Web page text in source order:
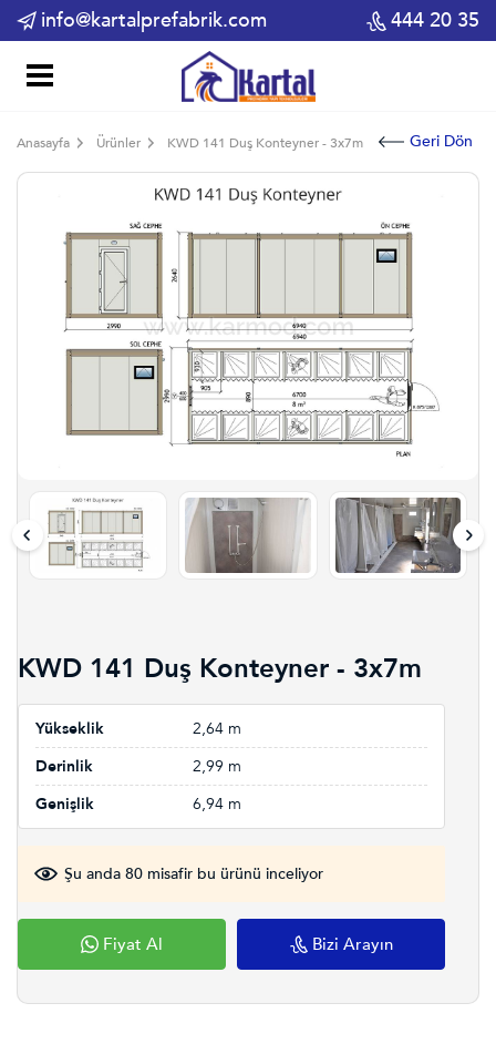
info@kartalprefabrik.com 444 20 35
Anasayfa Ürünler KWD 141 Duş Konteyner - 3x7m Geri Dön
KWD 141 Duş Konteyner - 3x7m
Yükseklik
2,64 m
Derinlik
2,99 m
Genişlik
6,94 m
Şu anda 80 misafir bu ürünü inceliyor
Fiyat Al Bizi Arayın